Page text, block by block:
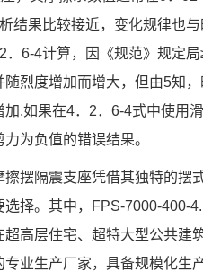
结果比较接近，变化规律也
．6-4计算，因《规范》规定
烈度增加而增大，但由5知
.如果在4．2．6-4式中使用
为负值的错误结果。
摆隔震支座凭借其独特的摆
择。其中，FPS-7000-400-
高层住宅、超特大型公共建
业生产厂家，具备规模化生